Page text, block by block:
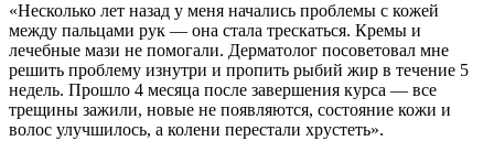
«Несколько лет назад у меня начались проблемы с кожей
между пальцами рук — она стала трескаться. Кремы и
лечебные мази не помогали. Дерматолог посоветовал мне
решить проблему изнутри и пропить рыбий жир в течение 5
недель. Прошло 4 месяца после завершения курса — все
трещины зажили, новые не появляются, состояние кожи и
волос улучшилось, а колени перестали хрустеть».